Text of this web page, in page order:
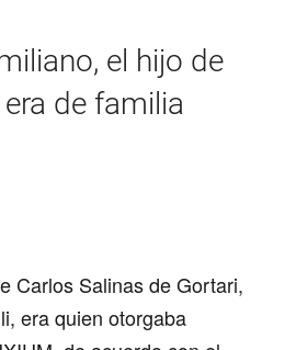
el hijo de
de familia
Carlos Salinas de Gortari,
era quien otorgaba